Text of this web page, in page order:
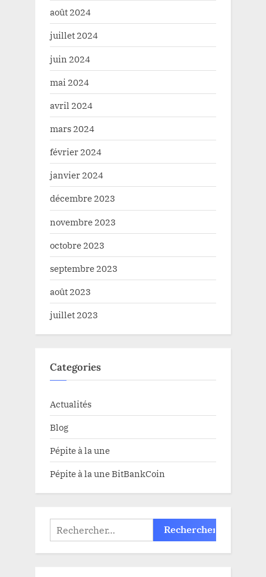
août 2024
juillet 2024
juin 2024
mai 2024
avril 2024
mars 2024
février 2024
janvier 2024
décembre 2023
novembre 2023
octobre 2023
septembre 2023
août 2023
juillet 2023
Categories
Actualités
Blog
Pépite à la une
Pépite à la une BitBankCoin
Rechercher :